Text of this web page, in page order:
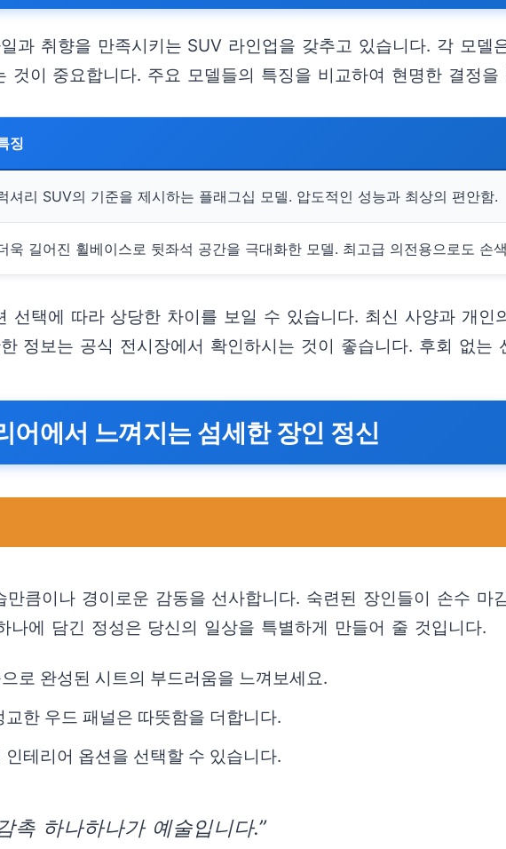
과 취향을 만족시키는 SUV 라인업을 갖추고 있습니다. 각 모
것이 중요합니다. 주요 모델들의 특징을 비교하여 현명한 결정을
징
셔리 SUV의 기준을 제시하는 플래그십 모델. 압도적인 성능과 최상의 편안함.
욱 길어진 휠베이스로 뒷좌석 공간을 극대화한 모델. 최고급 의전용으로도 손
선택에 따라 상당한 차이를 보일 수 있습니다. 최신 사양과 개
정보는 공식 전시장에서 확인하시는 것이 좋습니다. 후회 없는
어에서 느껴지는 섬세한 장인 정신
만큼이나 경이로운 감동을 선사합니다. 숙련된 장인들이 손수
나에 담긴 정성은 당신의 일상을 특별하게 만들어 줄 것입니다.
로 완성된 시트의 부드러움을 느껴보세요.
한 우드 패널은 따뜻함을 더합니다.
테리어 옵션을 선택할 수 있습니다.
촉 하나하나가 예술입니다.”